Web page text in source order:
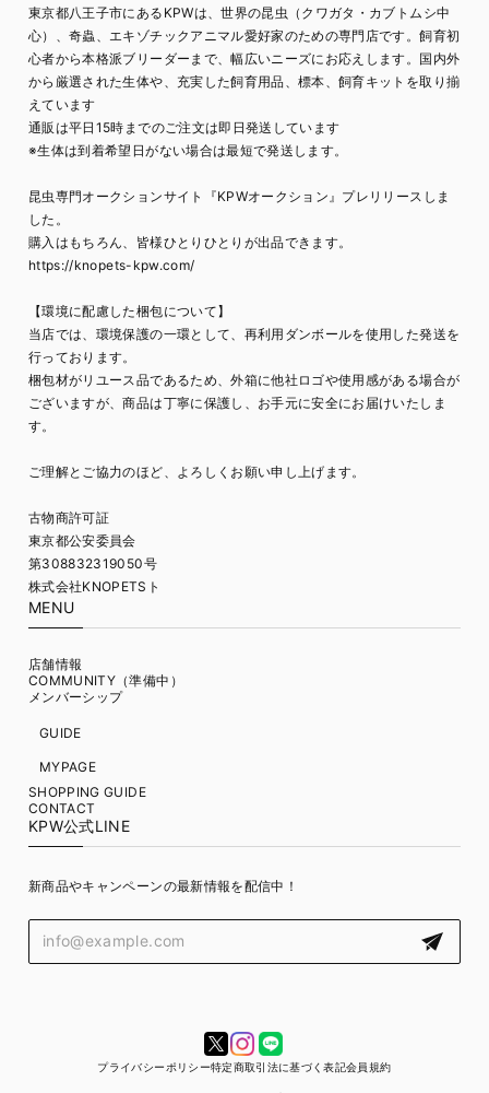
東京都八王子市にあるKPWは、世界の昆虫（クワガタ・カブトムシ中
心）、奇蟲、エキゾチックアニマル愛好家のための専門店です。飼育初
心者から本格派ブリーダーまで、幅広いニーズにお応えします。国内外
から厳選された生体や、充実した飼育用品、標本、飼育キットを取り揃
えています
通販は平日15時までのご注文は即日発送しています
※生体は到着希望日がない場合は最短で発送します。
昆虫専門オークションサイト『KPWオークション』プレリリースしま
した。
購入はもちろん、皆様ひとりひとりが出品できます。
https://knopets-kpw.com/
【環境に配慮した梱包について】
当店では、環境保護の一環として、再利用ダンボールを使用した発送を
行っております。
梱包材がリユース品であるため、外箱に他社ロゴや使用感がある場合が
ございますが、商品は丁寧に保護し、お手元に安全にお届けいたしま
す。
ご理解とご協力のほど、よろしくお願い申し上げます。
古物商許可証
東京都公安委員会
第308832319050号
株式会社KNOPETSト
MENU
店舗情報
COMMUNITY（準備中）
メンバーシップ
GUIDE
MYPAGE
SHOPPING GUIDE
CONTACT
KPW公式LINE
新商品やキャンペーンの最新情報を配信中！
プライバシーポリシー特定商取引法に基づく表記会員規約